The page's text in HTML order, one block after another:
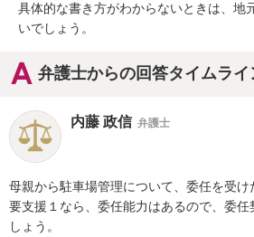
具体的な書き方がわからないときは、地
いでしょう。
弁護士からの回答タイムライ
内藤 政信 弁護士
母親から駐車場管理について、委任を受け
要支援１なら、委任能力はあるので、委
しょう。